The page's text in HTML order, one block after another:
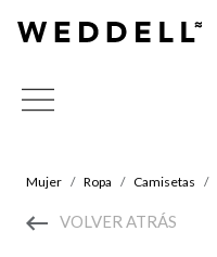
Mujer Ropa Camisetas
VOLVER ATRÁS